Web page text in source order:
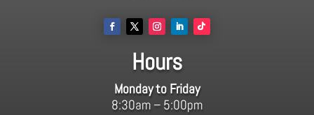
Hours
Monday to Friday
8:30am – 5:00pm